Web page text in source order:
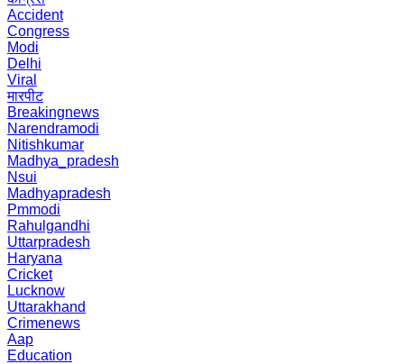
Accident
Congress
Modi
Delhi
Viral
मारपीट
Breakingnews
Narendramodi
Nitishkumar
Madhya_pradesh
Nsui
Madhyapradesh
Pmmodi
Rahulgandhi
Uttarpradesh
Haryana
Cricket
Lucknow
Uttarakhand
Crimenews
Aap
Education